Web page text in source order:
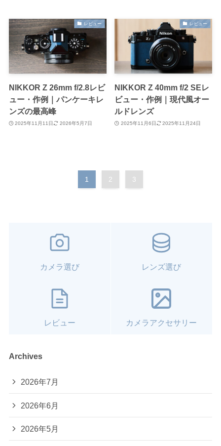
レビュー
NIKKOR Z 26mm f/2.8レビ
ュー・作例｜パンケーキレ
ンズの最高峰
2025年11月11日 2026年5月7日
レビュー
NIKKOR Z 40mm f/2 SEレ
ビュー・作例｜現代風オー
ルドレンズ
2025年11月6日 2025年11月24日
1 2 3
カメラ選び レンズ選び
レビュー カメラアクセサリー
Archives
2026年7月
2026年6月
2026年5月